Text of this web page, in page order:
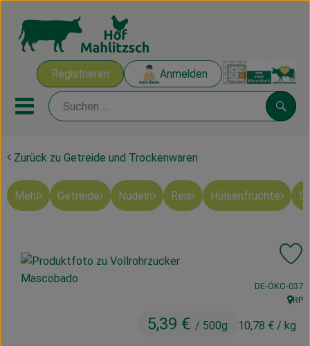
Registrieren Anmelden
Mobiles Menu öffnen oder
Ökokisten
Mahlitzscher Produkte
Ökokisten
Zurück zu Getreide und Trockenwaren
Mehl Getreide Nudeln Reis Hülsenfrüchte
5,39 € / 500g 10,78 € / kg
,DE-ÖKO-037
,
RP